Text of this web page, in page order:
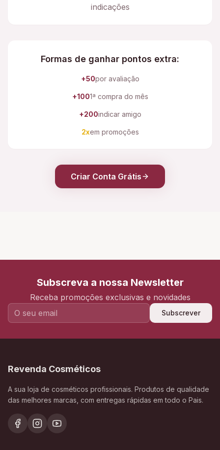
indicações
Formas de ganhar pontos extra:
+50por avaliação
+1001ª compra do mês
+200indicar amigo
2xem promoções
Criar Conta Grátis
Subscreva a nossa Newsletter
Receba promoções exclusivas e novidades
Subscrever
Revenda Cosméticos
A sua loja de cosméticos profissionais. Produtos de qualidade
das melhores marcas, com entregas rápidas em todo o Pais.